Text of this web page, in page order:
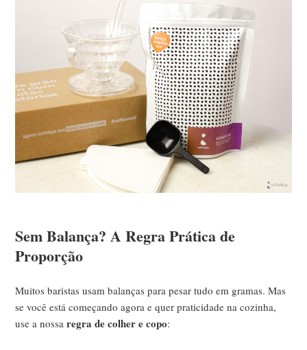
Sem Balança? A Regra Prática de
Proporção
Muitos baristas usam balanças para pesar tudo em gramas. Mas
se você está começando agora e quer praticidade na cozinha,
use a nossaregra de colher e copo: